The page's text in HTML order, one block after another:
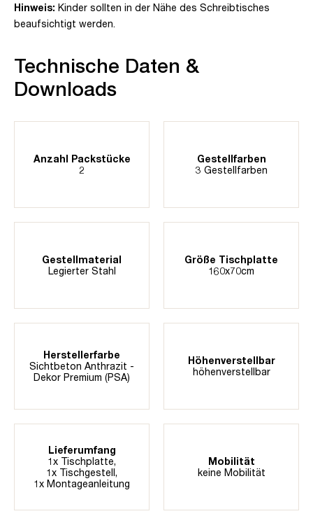
Hinweis: Kinder sollten in der Nähe des Schreibtisches
beaufsichtigt werden.
Technische Daten &
Downloads
Anzahl Packstücke
2
Gestellfarben
3 Gestellfarben
Gestellmaterial
Legierter Stahl
Größe Tischplatte
160x70cm
Herstellerfarbe
Sichtbeton Anthrazit -
Dekor Premium (PSA)
Höhenverstellbar
höhenverstellbar
Lieferumfang
1x Tischplatte,
1x Tischgestell,
1x Montageanleitung
Mobilität
keine Mobilität